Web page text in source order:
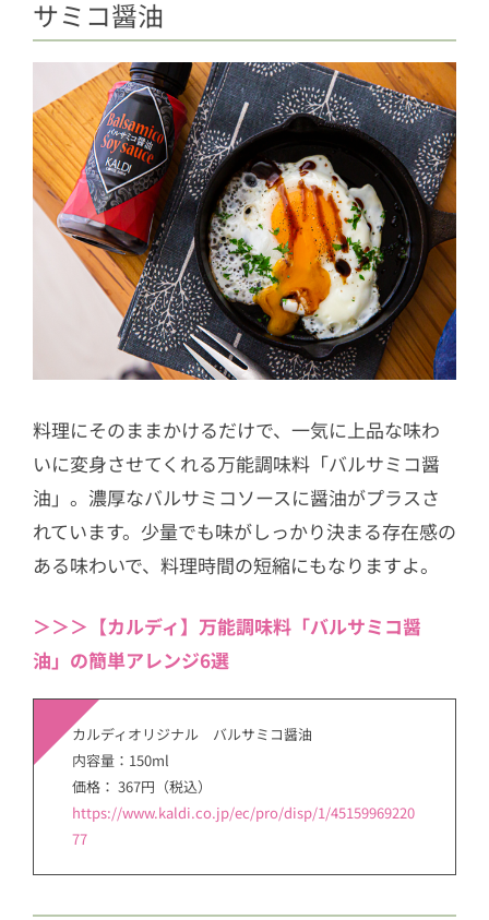
サミコ醤油
料理にそのままかけるだけで、一気に上品な味わ
いに変身させてくれる万能調味料「バルサミコ醤
油」。濃厚なバルサミコソースに醤油がプラスさ
れています。少量でも味がしっかり決まる存在感の
ある味わいで、料理時間の短縮にもなりますよ。
＞＞＞【カルディ】万能調味料「バルサミコ醤
油」の簡単アレンジ6選
カルディオリジナル バルサミコ醤油
内容量：150ml
価格： 367円（税込）
https://www.kaldi.co.jp/ec/pro/disp/1/45159969220
77